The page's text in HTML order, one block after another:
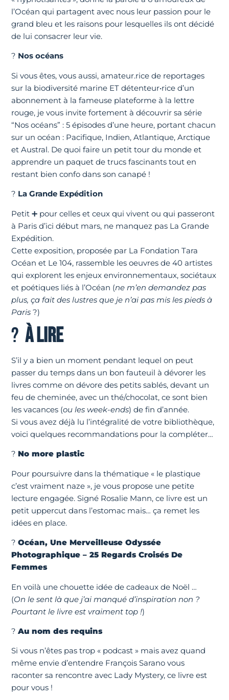
l’Océan qui partagent avec nous leur passion pour le
grand bleu et les raisons pour lesquelles ils ont décidé
de lui consacrer leur vie.
? Nos océans
Si vous êtes, vous aussi, amateur.rice de reportages
sur la biodiversité marine ET détenteur•rice d’un
abonnement à la fameuse plateforme à la lettre
rouge, je vous invite fortement à découvrir sa série
“Nos océans” : 5 épisodes d’une heure, portant chacun
sur un océan : Pacifique, Indien, Atlantique, Arctique
et Austral. De quoi faire un petit tour du monde et
apprendre un paquet de trucs fascinants tout en
restant bien confo dans son canapé !
? La Grande Expédition
Petit ➕ pour celles et ceux qui vivent ou qui passeront
à Paris d’ici début mars, ne manquez pas La Grande
Expédition.
Cette exposition, proposée par La Fondation Tara
Océan et Le 104, rassemble les oeuvres de 40 artistes
qui explorent les enjeux environnementaux, sociétaux
et poétiques liés à l’Océan (ne m’en demandez pas
plus, ça fait des lustres que je n’ai pas mis les pieds à
Paris ?)
?À LIRE
S’il y a bien un moment pendant lequel on peut
passer du temps dans un bon fauteuil à dévorer les
livres comme on dévore des petits sablés, devant un
feu de cheminée, avec un thé/chocolat, ce sont bien
les vacances (ou les week-ends) de fin d’année.
Si vous avez déjà lu l’intégralité de votre bibliothèque,
voici quelques recommandations pour la compléter…
?No more plastic
Pour poursuivre dans la thématique « le plastique
c’est vraiment naze », je vous propose une petite
lecture engagée. Signé Rosalie Mann, ce livre est un
petit uppercut dans l’estomac mais… ça remet les
idées en place.
?Océan, Une Merveilleuse Odyssée
Photographique – 25 Regards Croisés De
Femmes
En voilà une chouette idée de cadeaux de Noël …
(On le sent là que j’ai manqué d’inspiration non ?
Pourtant le livre est vraiment top !)
?Au nom des requins
Si vous n’êtes pas trop « podcast » mais avez quand
même envie d’entendre François Sarano vous
raconter sa rencontre avec Lady Mystery, ce livre est
pour vous !